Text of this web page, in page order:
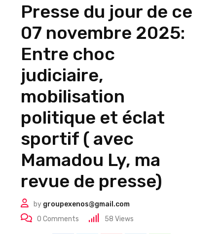
Presse du jour de ce
07 novembre 2025:
Entre choc
judiciaire,
mobilisation
politique et éclat
sportif ( avec
Mamadou Ly, ma
revue de presse)
by groupexenos@gmail.com
0 Comments 58 Views